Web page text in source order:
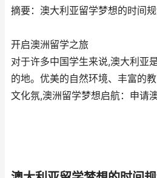
摘要：澳大利亚留学梦想的时间
开启澳洲留学之旅
对于许多中国学生来说,澳大利亚
的地。优美的自然环境、丰富的
文化氛,澳洲留学梦想启航：申请